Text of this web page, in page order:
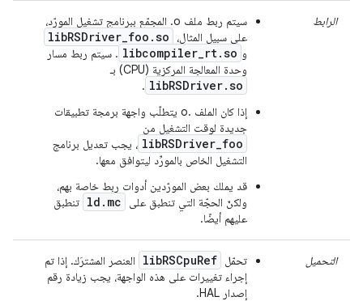
الرابط
سيتم ربط ملف ‎.o المجمّع ببرنامج تشغيل المورّد،
على سبيل المثال،
libRSDriver_foo.so
و libcompiler_rt.so . سيتم ربط مسار
وحدة المعالجة المركزية (CPU) بـ
libRSDriver.so
.
إذا كان الملف .o يتطلّب واجهة برمجة تطبيقات
جديدة لوقت التشغيل من
libRSDriver_foo ، يجب تعديل برنامج
التشغيل الخاص بالمورِّد ليتوافق معها.
قد يملك بعض المورّدين أدوات ربط خاصة بهم،
ولكنّ الحجّة التي تنطبق على
ld.mc تنطبق
عليهم أيضًا.
التحميل تحمّل libRSCpuRef
العنصر المشترَك. إذا تم
إجراء تغييرات على هذه الواجهة، يجب زيادة رقم
إصدار HAL.